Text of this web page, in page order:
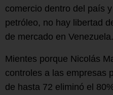
comercio dentro del país
petróleo, no hay libertad
de mercado en Venezuela.
Mientes porque Nicolás
controles a las empresas
de hasta 72 eliminó el